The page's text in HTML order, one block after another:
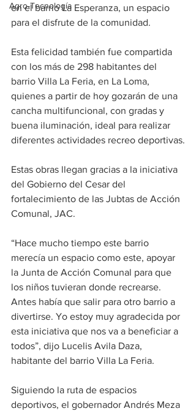
Agro-Tecnología
en el barrio La Esperanza, un espacio
para el disfrute de la comunidad.
Esta felicidad también fue compartida
con los más de 298 habitantes del
barrio Villa La Feria, en La Loma,
quienes a partir de hoy gozarán de una
cancha multifuncional, con gradas y
buena iluminación, ideal para realizar
diferentes actividades recreo deportivas.
Estas obras llegan gracias a la iniciativa
del Gobierno del Cesar del
fortalecimiento de las Jubtas de Acción
Comunal, JAC.
“Hace mucho tiempo este barrio
merecía un espacio como este, apoyar
la Junta de Acción Comunal para que
los niños tuvieran donde recrearse.
Antes había que salir para otro barrio a
divertirse. Yo estoy muy agradecida por
esta iniciativa que nos va a beneficiar a
todos”, dijo Lucelis Avila Daza,
habitante del barrio Villa La Feria.
Siguiendo la ruta de espacios
deportivos, el gobernador Andrés Meza